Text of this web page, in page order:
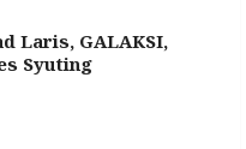
Laris, GALAKSI,
Syuting